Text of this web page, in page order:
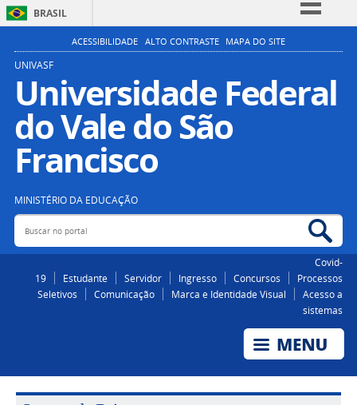
BRASIL
Simplifique!
Participe
Acesso à informação
Legislação
ACESSIBILIDADE ALTO CONTRASTE MAPA DO SITE
UNIVASF
Universidade Federal
do Vale do São
Francisco
MINISTÉRIO DA EDUCAÇÃO
Buscar no portal
Covid-
19
Estudante Servidor Ingresso Concursos
Processos
Seletivos
Comunicação Marca e Identidade Visual
Acesso a
sistemas